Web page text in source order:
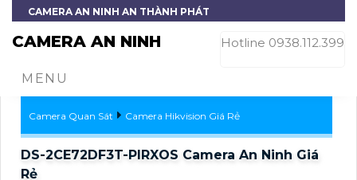
CAMERA AN NINH AN THÀNH PHÁT
CAMERA AN NINH Hotline 0938.112.399
MENU
Camera Quan Sát Camera Hikvision Giá Rẻ
DS-2CE72DF3T-PIRXOS Camera An Ninh Giá
Rẻ